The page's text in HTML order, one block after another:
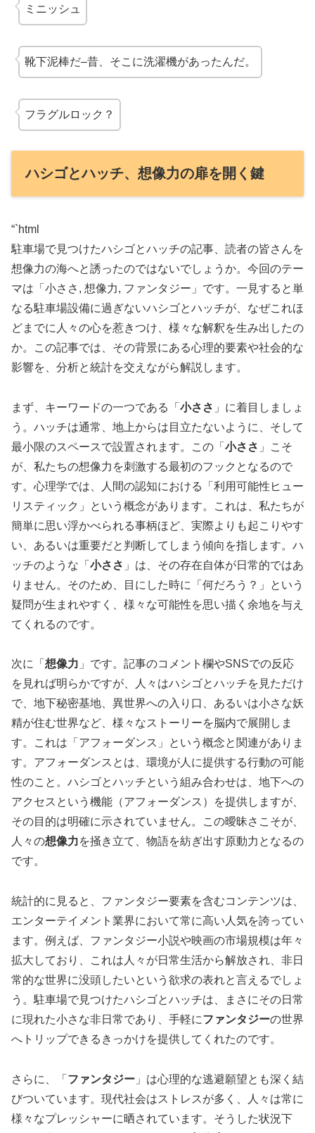
ミニッシュ
靴下泥棒だ–昔、そこに洗濯機があったんだ。
フラグルロック？
ハシゴとハッチ、想像力の扉を開く鍵
“`html
駐車場で見つけたハシゴとハッチの記事、読者の皆さんを
想像力の海へと誘ったのではないでしょうか。今回のテー
マは「小ささ, 想像力, ファンタジー」です。一見すると単
なる駐車場設備に過ぎないハシゴとハッチが、なぜこれほ
どまでに人々の心を惹きつけ、様々な解釈を生み出したの
か。この記事では、その背景にある心理的要素や社会的な
影響を、分析と統計を交えながら解説します。
まず、キーワードの一つである「 小ささ 」に着目しましょ
う。ハッチは通常、地上からは目立たないように、そして
最小限のスペースで設置されます。この「 小ささ 」こそ
が、私たちの想像力を刺激する最初のフックとなるので
す。心理学では、人間の認知における「利用可能性ヒュー
リスティック」という概念があります。これは、私たちが
簡単に思い浮かべられる事柄ほど、実際よりも起こりやす
い、あるいは重要だと判断してしまう傾向を指します。ハ
ッチのような「 小ささ 」は、その存在自体が日常的ではあ
りません。そのため、目にした時に「何だろう？」という
疑問が生まれやすく、様々な可能性を思い描く余地を与え
てくれるのです。
次に「 想像力 」です。記事のコメント欄やSNSでの反応
を見れば明らかですが、人々はハシゴとハッチを見ただけ
で、地下秘密基地、異世界への入り口、あるいは小さな妖
精が住む世界など、様々なストーリーを脳内で展開しま
す。これは「アフォーダンス」という概念と関連がありま
す。アフォーダンスとは、環境が人に提供する行動の可能
性のこと。ハシゴとハッチという組み合わせは、地下への
アクセスという機能（アフォーダンス）を提供しますが、
その目的は明確に示されていません。この曖昧さこそが、
人々の想像力を掻き立て、物語を紡ぎ出す原動力となるの
です。
統計的に見ると、ファンタジー要素を含むコンテンツは、
エンターテイメント業界において常に高い人気を誇ってい
ます。例えば、ファンタジー小説や映画の市場規模は年々
拡大しており、これは人々が日常生活から解放され、非日
常的な世界に没頭したいという欲求の表れと言えるでしょ
う。駐車場で見つけたハシゴとハッチは、まさにその日常
に現れた小さな非日常であり、手軽にファンタジーの世界
へトリップできるきっかけを提供してくれたのです。
さらに、「 ファンタジー 」は心理的な逃避願望とも深く結
びついています。現代社会はストレスが多く、人々は常に
様々なプレッシャーに晒されています。そうした状況下